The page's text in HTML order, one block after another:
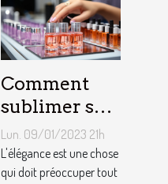
Comment
sublimer ses
ongles ?
Lun. 09/01/2023 21h
L'élégance est une chose
qui doit préoccuper tout